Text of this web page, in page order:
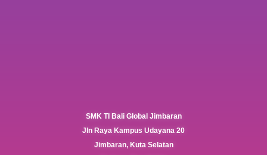
SMK TI Bali Global Jimbaran
Jln Raya Kampus Udayana 20
Jimbaran, Kuta Selatan